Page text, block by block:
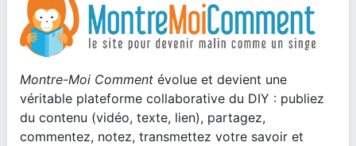
Montre-Moi Comment évolue et devient une
véritable plateforme collaborative du DIY : publiez
du contenu (vidéo, texte, lien), partagez,
commentez, notez, transmettez votre savoir et